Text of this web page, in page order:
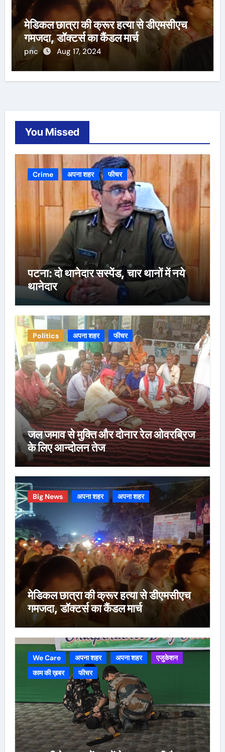
मेडिकल छात्रा की क्रूर हत्या से डीएमसीएच
गमजदा, डॉक्टर्स का कैंडल मार्च
pnc Aug 17, 2024
You Missed
Crime अपना शहर फीचर
पटना: दो थानेदार सस्पेंड, चार थानों में नये
थानेदार
Politics अपना शहर फीचर
जल जमाव से मुक्ति और दोनार रेल ओवरब्रिज
के लिए आन्दोलन तेज
Big News अपना शहर अपना शहर
मेडिकल छात्रा की क्रूर हत्या से डीएमसीएच
गमजदा, डॉक्टर्स का कैंडल मार्च
We Care अपना शहर अपना शहर
एजुकेशन
काम की ख़बर
फीचर